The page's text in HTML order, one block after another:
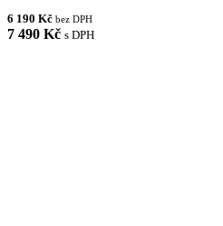
6 190 Kč bez DPH
7 490 Kč s DPH